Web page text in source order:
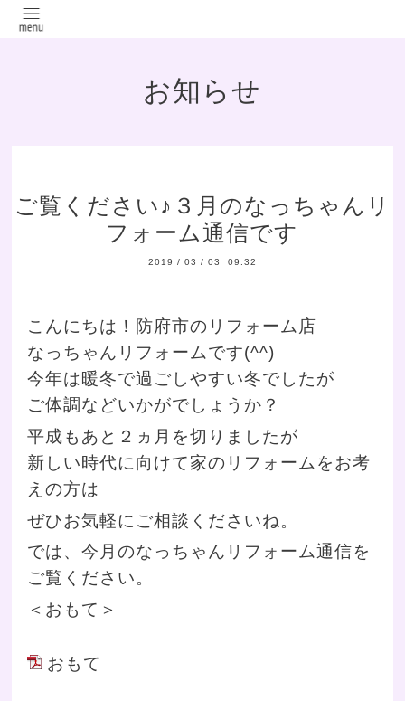
お知らせ
ご覧ください♪３月のなっちゃんリ
フォーム通信です
2019 / 03 / 03 09:32
こんにちは！防府市のリフォーム店
なっちゃんリフォームです(^^)
今年は暖冬で過ごしやすい冬でしたが
ご体調などいかがでしょうか？
平成もあと２ヵ月を切りましたが
新しい時代に向けて家のリフォームをお考
えの方は
ぜひお気軽にご相談くださいね。
では、今月のなっちゃんリフォーム通信を
ご覧ください。
＜おもて＞
おもて